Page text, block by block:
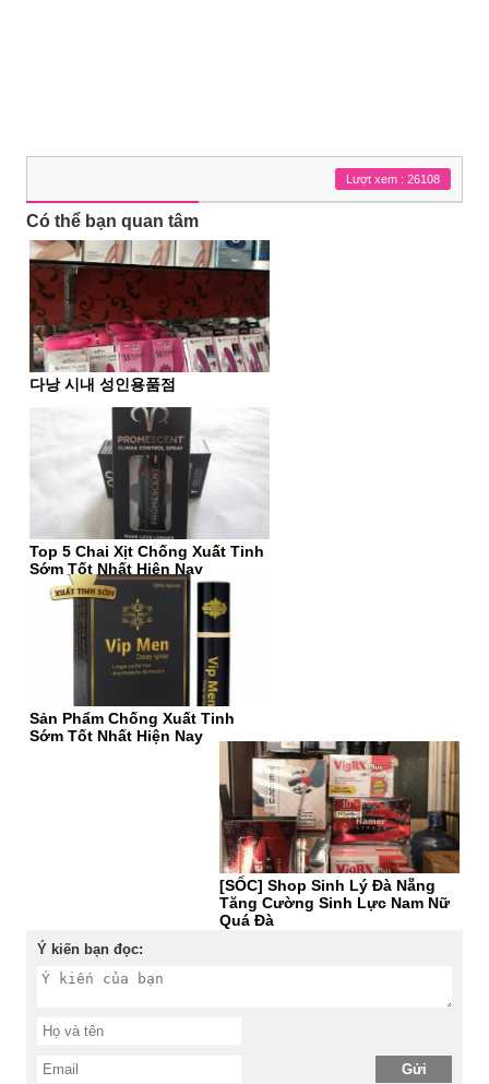
Lượt xem : 26108
Có thể bạn quan tâm
다낭 시내 성인용품점
Top 5 Chai Xịt Chống Xuất Tinh
Sớm Tốt Nhất Hiện Nay
Sản Phẩm Chống Xuất Tinh
Sớm Tốt Nhất Hiện Nay
[SỐC] Shop Sinh Lý Đà Nẵng
Tăng Cường Sinh Lực Nam Nữ
Quá Đà
Ý kiến bạn đọc: